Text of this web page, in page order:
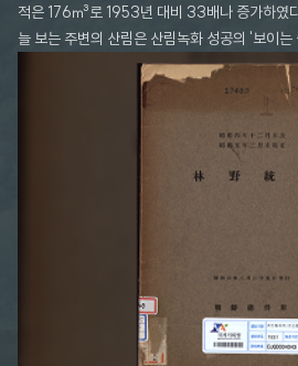
적은 176㎥로 1953년 대비 33배나 증가하였
늘 보는 주변의 산림은 산림녹화 성공의 '보이는